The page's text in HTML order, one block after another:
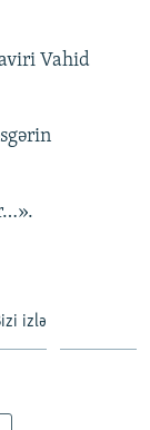
Vahid
izlə